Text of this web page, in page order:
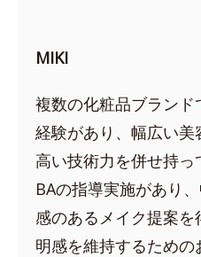
MIKI
複数の化粧品ブランド
経験があり、幅広い美
高い技術力を併せ持
BAの指導実施があり
感のあるメイク提案
明感を維持するため